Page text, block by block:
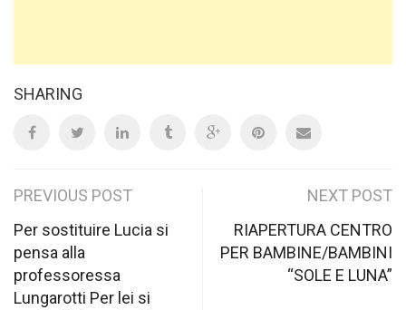
SHARING
Post
navigation
PREVIOUS POST
Per sostituire Lucia si
pensa alla
professoressa
Lungarotti Per lei si
NEXT POST
RIAPERTURA CENTRO
PER BAMBINE/BAMBINI
“SOLE E LUNA”